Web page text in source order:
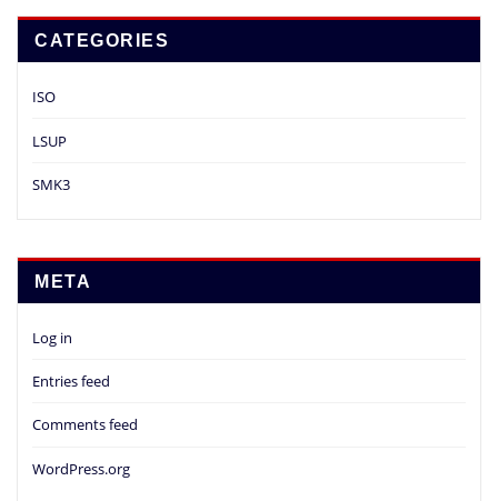
CATEGORIES
ISO
LSUP
SMK3
META
Log in
Entries feed
Comments feed
WordPress.org